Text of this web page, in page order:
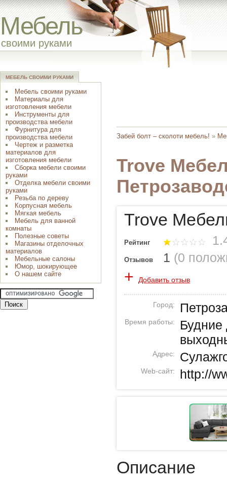
Мебель
своими руками
Забей болт – сколоти мебель! »
Trove
Trove
Рейтинг
Отзывов 1 (0
+ Добавить отзыв
Город:
Время работы:
Будние
Адрес:
Web-сайт: http://
Описание
МЕБЕЛЬ СВОИМИ РУКАМИ
Мебель своими руками
Материалы для
изготовления мебели
Инструменты для
производства мебели
Фурнитура для
производства мебели
Чертеж и разметка
материалов для
изготовления мебели
Сборка мебели своими
руками
Отделка мебели своими
руками
Резьба по дереву
Корпусная мебель
Мягкая мебель
Мебель для ванной
комнаты
Полезные советы
Магазины отделочных
материалов
Мебельные салоны
Юмор, шокирующее
О нашем сайте